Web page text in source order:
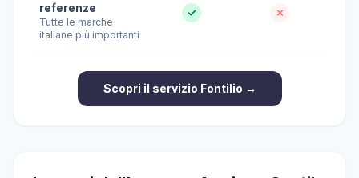
referenze
Tutte le marche
italiane più importanti
✓ ✗
Scopri il servizio Fontilio →